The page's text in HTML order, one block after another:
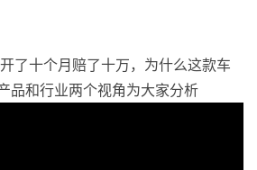
了十个月赔了十万，为什么这款车
品和行业两个视角为大家分析